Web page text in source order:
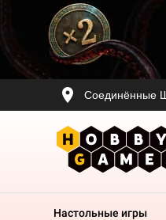
Соединённые
Настольные игры